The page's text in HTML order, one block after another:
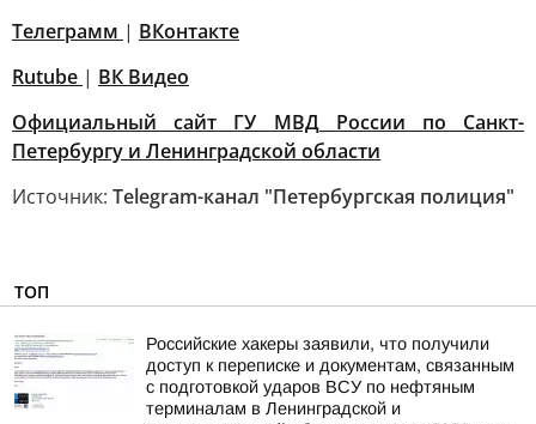
Телеграмм | ВКонтакте
Rutube | ВК Видео
Официальный сайт ГУ МВД России по Санкт-
Петербургу и Ленинградской области
Источник: Telegram-канал "Петербургская полиция"
ТОП
Российские хакеры заявили, что получили
доступ к переписке и документам, связанным
с подготовкой ударов ВСУ по нефтяным
терминалам в Ленинградской и